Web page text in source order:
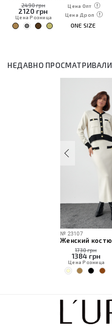
2490 грн
2120 грн
Цена Розница
Цена Опт
Цена Дроп
ONE SIZE
НЕДАВНО ПРОСМАТРИВАЛИ
№ 23107
1730 грн
1384 грн
Цена Розница